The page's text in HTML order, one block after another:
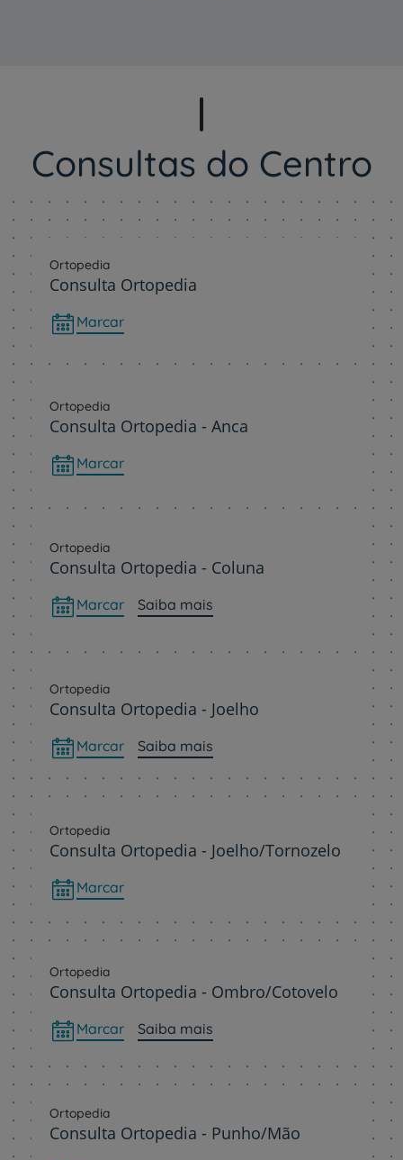
Consultas do Centro
Ortopedia
Consulta Ortopedia
Marcar
Ortopedia
Consulta Ortopedia - Anca
Marcar
Ortopedia
Consulta Ortopedia - Coluna
Marcar Saiba mais
Ortopedia
Consulta Ortopedia - Joelho
Marcar Saiba mais
Ortopedia
Consulta Ortopedia - Joelho/Tornozelo
Marcar
Ortopedia
Consulta Ortopedia - Ombro/Cotovelo
Marcar Saiba mais
Ortopedia
Consulta Ortopedia - Punho/Mão